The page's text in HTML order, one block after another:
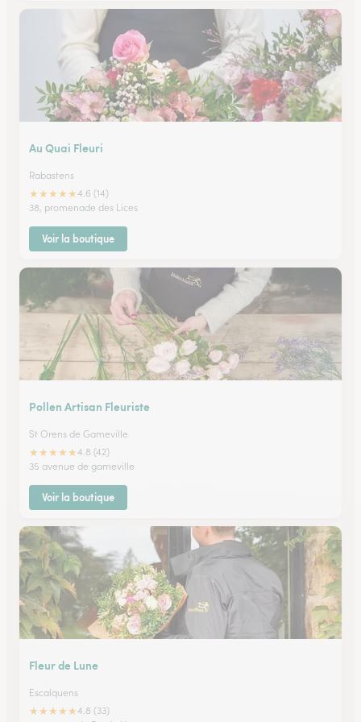
Au Quai Fleuri
Rabastens
★★★★★4.6 (14)
38, promenade des Lices
Voir la boutique
Pollen Artisan Fleuriste
St Orens de Gameville
★★★★★4.8 (42)
35 avenue de gameville
Voir la boutique
Fleur de Lune
Escalquens
★★★★★4.8 (33)